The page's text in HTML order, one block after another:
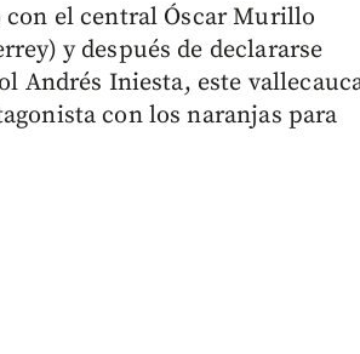
el central Óscar Murillo
y después de declararse
Andrés Iniesta, este
con los naranjas para